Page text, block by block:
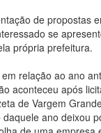
de propostas
se
própria prefeitura.
relação ao ano
aconteceu após
de Vargem
ano deixou